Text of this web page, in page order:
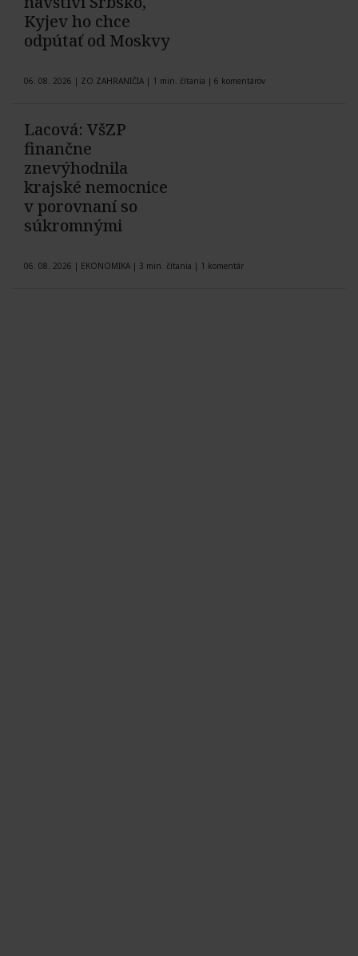
Kyjev ho chce
odpútať od Moskvy
06. 08. 2026 | ZO ZAHRANIČIA | 1 min. čítania | 6 komentárov
Lacová: VšZP
finančne
znevýhodnila
krajské nemocnice
v porovnaní so
súkromnými
06. 08. 2026 | EKONOMIKA | 3 min. čítania | 1 komentár